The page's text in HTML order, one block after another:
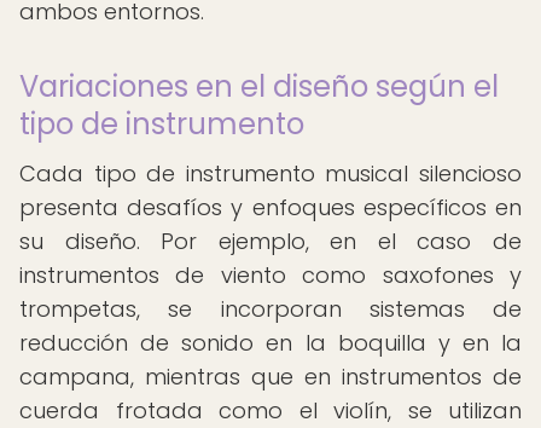
ambos entornos.
Variaciones en el diseño según el
tipo de instrumento
Cada tipo de instrumento musical silencioso
presenta desafíos y enfoques específicos en
su diseño. Por ejemplo, en el caso de
instrumentos de viento como saxofones y
trompetas, se incorporan sistemas de
reducción de sonido en la boquilla y en la
campana, mientras que en instrumentos de
cuerda frotada como el violín, se utilizan